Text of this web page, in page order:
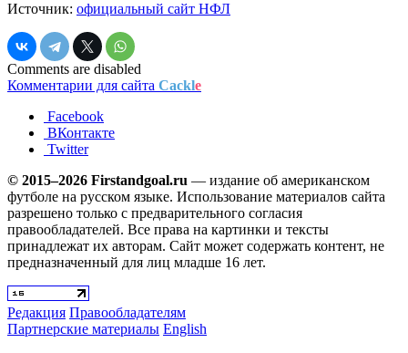
Источник: официальный сайт НФЛ
Comments are disabled
Комментарии для сайта Cackle
Facebook
ВКонтакте
Twitter
© 2015–2026 Firstandgoal.ru — издание об американском
футболе на русском языке. Использование материалов cайта
разрешено только с предварительного согласия
правообладателей. Все права на картинки и тексты
принадлежат их авторам. Сайт может содержать контент, не
предназначенный для лиц младше 16 лет.
Редакция Правообладателям
Партнерские материалы English